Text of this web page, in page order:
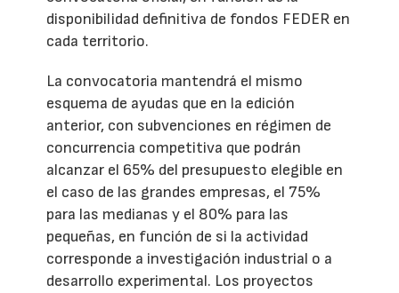
disponibilidad definitiva de fondos FEDER en
cada territorio.
La convocatoria mantendrá el mismo
esquema de ayudas que en la edición
anterior, con subvenciones en régimen de
concurrencia competitiva que podrán
alcanzar el 65% del presupuesto elegible en
el caso de las grandes empresas, el 75%
para las medianas y el 80% para las
pequeñas, en función de si la actividad
corresponde a investigación industrial o a
desarrollo experimental. Los proyectos